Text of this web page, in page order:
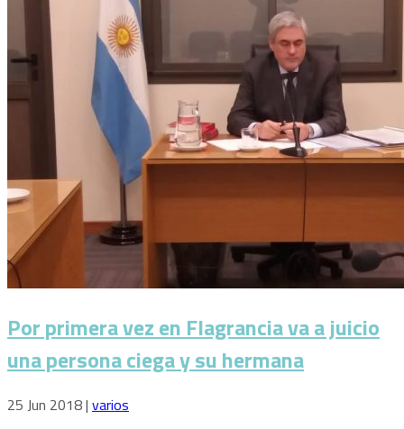
Por primera vez en Flagrancia va a juicio
una persona ciega y su hermana
25 Jun 2018| varios